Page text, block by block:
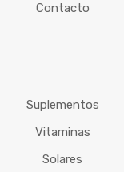
Contacto
Suplementos
Vitaminas
Solares